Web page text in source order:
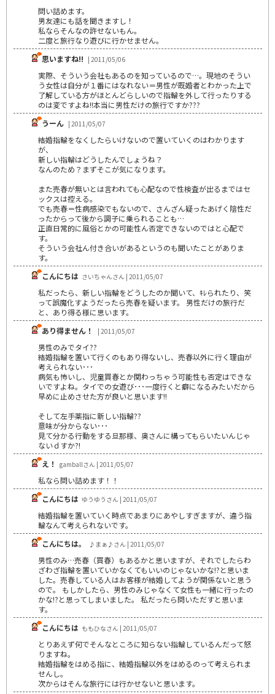
問い詰めます。
男友達にも話を聞きますし！
私ならそんなの許せないもん。
二度と旅行なり遊びに行かせません。
思いますね!! | 2011/05/06
実際、そういう会社もあるのを知っているので…。現地のそうい
う女性は自分が１番にはなれない＝男性が既婚者とわかった上で
了解している方がほとんどらしいので指輪を外して行ったりする
のは変ですよね!!本当に男性だけの旅行ですか???
うーん | 2011/05/07
結婚指輪をなくしたらいけないので置いていくのはわかります
が、
新しい指輪はどうしたんでしょうね？
なんのため？まずそこが気になります。
また売春が無いとは言われても心配なので性検査が出るまではセ
ックスは控える。
でも売春＝性病感染でもないので、さんざん疑ったあげく陰性だ
ったからって後から調子に乗られることも…
正直日常的に風俗とかの可能性ん否定できないのではと心配で
す。
そういう会社ん付き合いがあるというのも聞いたことがありま
す。
こんにちは さいちゃんさん | 2011/05/07
私だったら、新しい指輪をどうしたのか聞いて、ｷﾚられたり、笑
って誤魔化すようだったら売春を疑います。 男性だけの旅行だ
と、あり得る様に思います。
あり得ません！
| 2011/05/07
男性のみでタイ??
結婚指輪を置いて行くのもあり得ないし、売春以外に行く理由が
考えられない･･･
病気も怖いし、児童買春とか関わっちゃう可能性も否定はできな
いですよね。タイでの女遊び･･･一度行くと癖になるみたいだから
早めに止めさせた方が良いと思います!!
そして左手薬指に新しい指輪??
意味が分からない･･･
見て分かる行動をする旦那様、奥さんに構ってもらいたいんじゃ
ないｄすか?!
え！
gamballさん | 2011/05/07
私なら問い詰めます！！
こんにちは ゆうゆうさん | 2011/05/07
結婚指輪を置いていく時点であまりにあやしすぎますが、違う指
輪なんて考えられないです。
こんにちは。
♪まぁ♪さん | 2011/05/07
男性のみ…売春（買春）もあるかと思いますが、それでしたらわ
ざわざ指輪を置いていかなくてもいいのじゃないかな!?と思いま
した。売春している人はお客様が結婚してようが関係ないと思う
ので。 もしかしたら、男性のみじゃなくて女性も一緒に行ったの
かな!?と思ってしまいました。 私だったら問いただすと思いま
す。
こんにちは ももひなさん | 2011/05/07
とりあえず何でそんなところに知らない指輪しているんだって怒
りますね。
結婚指輪をはめる指に、結婚指輪以外をはめるのって考えられま
せんし。
次からはそんな旅行には行かせないと思います。